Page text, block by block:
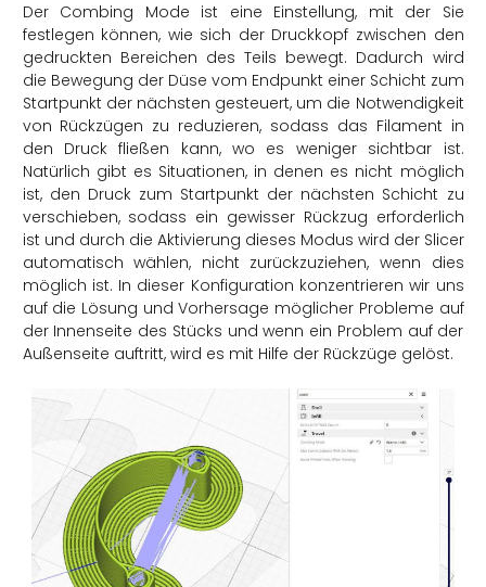
Der Combing Mode ist eine Einstellung, mit der Sie
festlegen können, wie sich der Druckkopf zwischen den
gedruckten Bereichen des Teils bewegt. Dadurch wird
die Bewegung der Düse vom Endpunkt einer Schicht zum
Startpunkt der nächsten gesteuert, um die Notwendigkeit
von Rückzügen zu reduzieren, sodass das Filament in
den Druck fließen kann, wo es weniger sichtbar ist.
Natürlich gibt es Situationen, in denen es nicht möglich
ist, den Druck zum Startpunkt der nächsten Schicht zu
verschieben, sodass ein gewisser Rückzug erforderlich
ist und durch die Aktivierung dieses Modus wird der Slicer
automatisch wählen, nicht zurückzuziehen, wenn dies
möglich ist. In dieser Konfiguration konzentrieren wir uns
auf die Lösung und Vorhersage möglicher Probleme auf
der Innenseite des Stücks und wenn ein Problem auf der
Außenseite auftritt, wird es mit Hilfe der Rückzüge gelöst.